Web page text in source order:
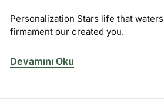
Personalization Stars life that waters
firmament our created you.
Devamını Oku